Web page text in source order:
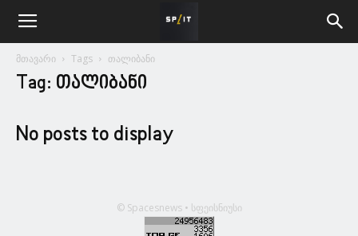
მთავარი Tags თალიბანი
Tag: თალიბანი
No posts to display
© Spacesnews • სფეისნიუსი